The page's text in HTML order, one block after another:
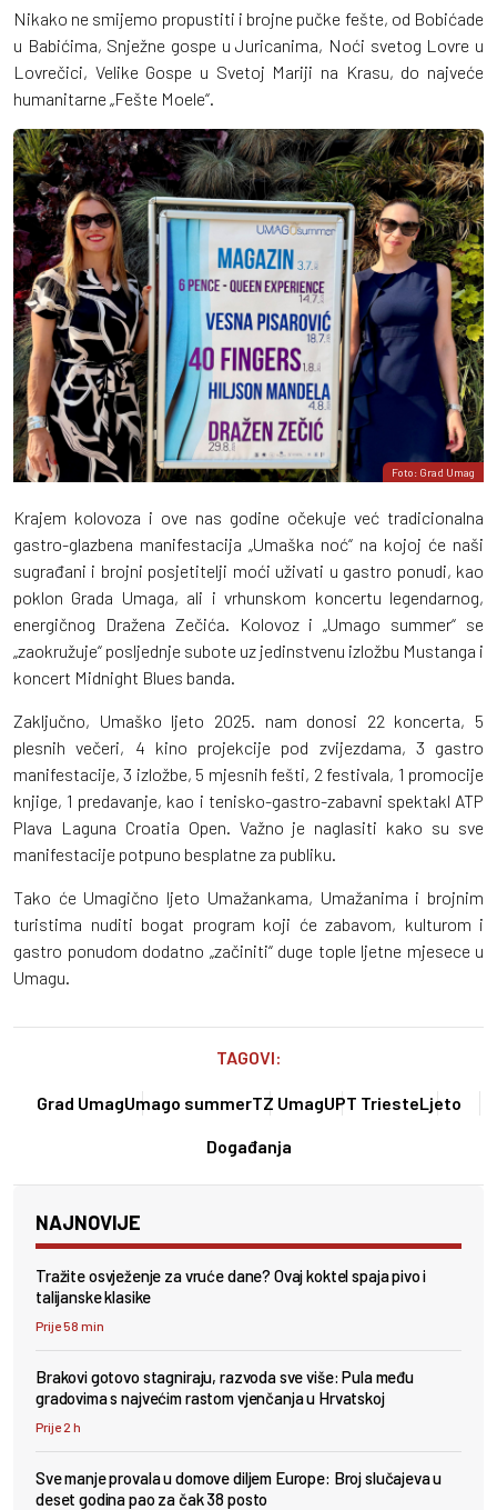
Nikako ne smijemo propustiti i brojne pučke fešte, od Bobićade
u Babićima, Snježne gospe u Juricanima, Noći svetog Lovre u
Lovrečici, Velike Gospe u Svetoj Mariji na Krasu, do najveće
humanitarne „Fešte Moele“.
Foto: Grad Umag
Krajem kolovoza i ove nas godine očekuje već tradicionalna
gastro-glazbena manifestacija „Umaška noć“ na kojoj će naši
sugrađani i brojni posjetitelji moći uživati u gastro ponudi, kao
poklon Grada Umaga, ali i vrhunskom koncertu legendarnog,
energičnog Dražena Zečića. Kolovoz i „Umago summer“ se
„zaokružuje“ posljednje subote uz jedinstvenu izložbu Mustanga i
koncert Midnight Blues banda.
Zaključno, Umaško ljeto 2025. nam donosi 22 koncerta, 5
plesnih večeri, 4 kino projekcije pod zvijezdama, 3 gastro
manifestacije, 3 izložbe, 5 mjesnih fešti, 2 festivala, 1 promocije
knjige, 1 predavanje, kao i tenisko-gastro-zabavni spektakl ATP
Plava Laguna Croatia Open. Važno je naglasiti kako su sve
manifestacije potpuno besplatne za publiku.
Tako će Umagično ljeto Umažankama, Umažanima i brojnim
turistima nuditi bogat program koji će zabavom, kulturom i
gastro ponudom dodatno „začiniti“ duge tople ljetne mjesece u
Umagu.
TAGOVI:
Grad UmagUmago summerTZ UmagUPT TriesteLjeto
Događanja
NAJNOVIJE
Tražite osvježenje za vruće dane? Ovaj koktel spaja pivo i
talijanske klasike
Prije 58 min
Brakovi gotovo stagniraju, razvoda sve više: Pula među
gradovima s najvećim rastom vjenčanja u Hrvatskoj
Prije 2 h
Sve manje provala u domove diljem Europe: Broj slučajeva u
deset godina pao za čak 38 posto